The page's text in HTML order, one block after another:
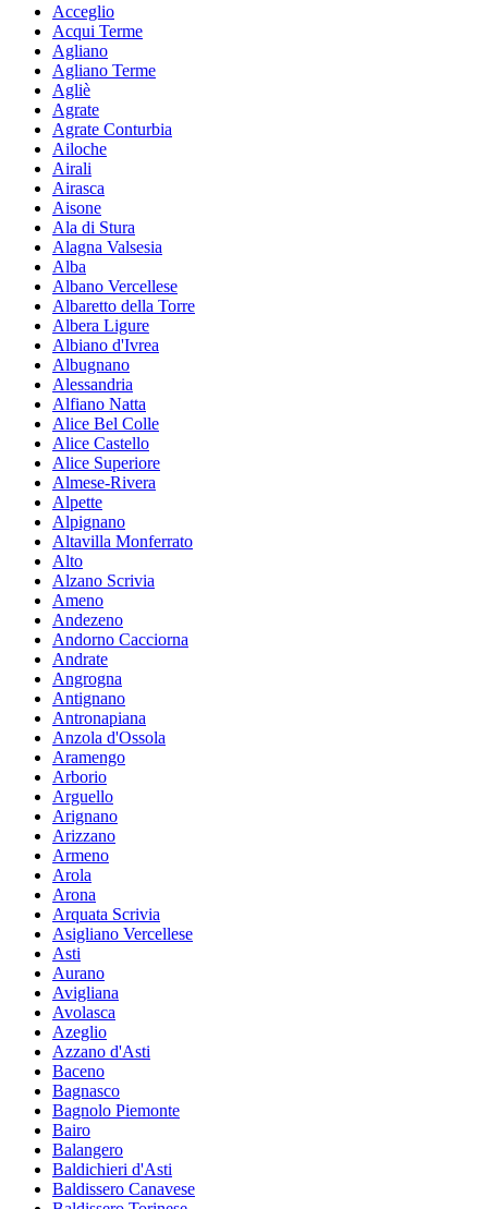
Acceglio
Acqui Terme
Agliano
Agliano Terme
Agliè
Agrate
Agrate Conturbia
Ailoche
Airali
Airasca
Aisone
Ala di Stura
Alagna Valsesia
Alba
Albano Vercellese
Albaretto della Torre
Albera Ligure
Albiano d'Ivrea
Albugnano
Alessandria
Alfiano Natta
Alice Bel Colle
Alice Castello
Alice Superiore
Almese-Rivera
Alpette
Alpignano
Altavilla Monferrato
Alto
Alzano Scrivia
Ameno
Andezeno
Andorno Cacciorna
Andrate
Angrogna
Antignano
Antronapiana
Anzola d'Ossola
Aramengo
Arborio
Arguello
Arignano
Arizzano
Armeno
Arola
Arona
Arquata Scrivia
Asigliano Vercellese
Asti
Aurano
Avigliana
Avolasca
Azeglio
Azzano d'Asti
Baceno
Bagnasco
Bagnolo Piemonte
Bairo
Balangero
Baldichieri d'Asti
Baldissero Canavese